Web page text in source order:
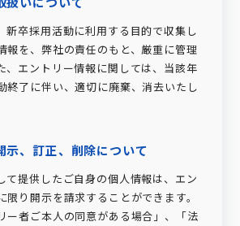
新卒採用活動に利用する目的で収集し
報を、弊社の責任のもと、厳重に管理
、エントリー情報に関しては、当該年
終了に伴い、適切に廃棄、消去いたし
示、訂正、削除について
て提供したご自身の個人情報は、エン
限り開示を請求することができます。
ー者ご本人の同意がある場合」、「法